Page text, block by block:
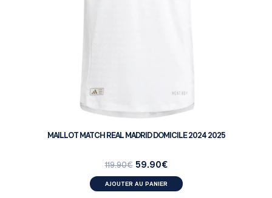
MAILLOT MATCH REAL MADRID DOMICILE 2024 2025
119.90€ 59.90€
AJOUTER AU PANIER